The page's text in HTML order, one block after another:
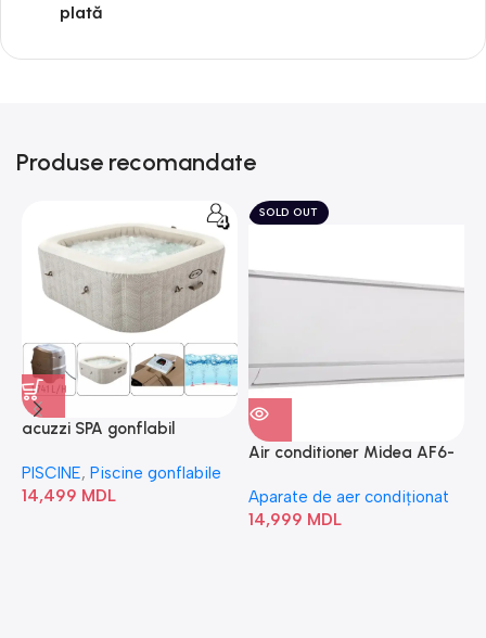
plată
Produse recomandate
acuzzi SPA gonflabil
Bubble” 28446
PISCINE, Piscine gonflabile
14,499 MDL
SOLD OUT
Air conditioner Midea AF6-
Aparate de aer condiționat
14,999 MDL